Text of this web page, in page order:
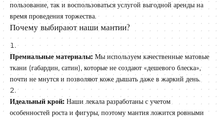
пользование, так и воспользоваться услугой выгодной аренды на
время проведения торжества.
Почему выбирают наши мантии?
Премиальные материалы: Мы используем качественные матовые
ткани (габардин, сатин), которые не создают «дешевого блеска»,
почти не мнутся и позволяют коже дышать даже в жаркий день.
Идеальный крой: Наши лекала разработаны с учетом
особенностей роста и фигуры, поэтому мантия ложится ровными